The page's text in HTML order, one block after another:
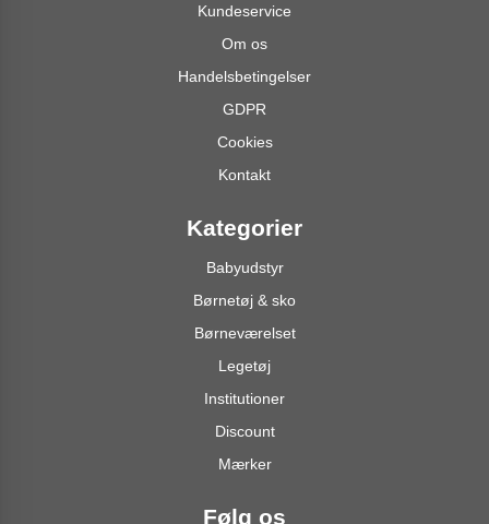
Kundeservice
Om os
Handelsbetingelser
GDPR
Cookies
Kontakt
Kategorier
Babyudstyr
Børnetøj & sko
Børneværelset
Legetøj
Institutioner
Discount
Mærker
Følg os